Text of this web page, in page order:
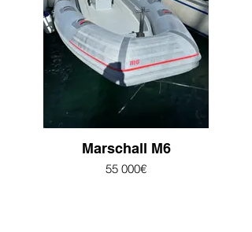
Marschall M6
55 000€